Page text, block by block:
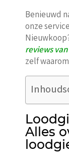
Benieuwd
onze
reviews
zelf
Alles